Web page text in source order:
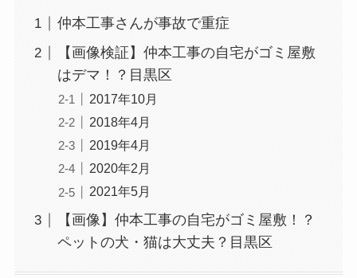
仲本工事さんが事故で重症
【画像検証】仲本工事の自宅がゴミ屋敷
はデマ！？目黒区
2017年10月
2018年4月
2019年4月
2020年2月
2021年5月
【画像】仲本工事の自宅がゴミ屋敷！？
ペットの犬・猫は大丈夫？目黒区